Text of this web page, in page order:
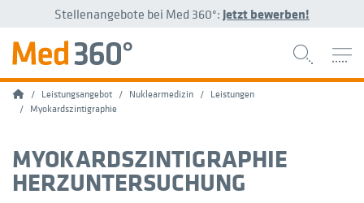
Stellenangebote bei Med 360°: Jetzt bewerben!
HomeLeistungsangebot Nuklearmedizin
Leistungen
Myokardszintigraphie
MYOKARDSZINTIGRAPHIE
HERZUNTERSUCHUNG